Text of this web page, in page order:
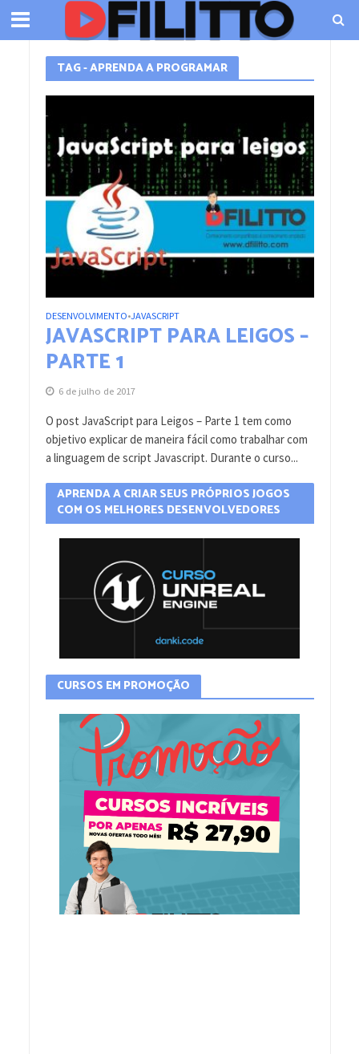
TAG - APRENDA A PROGRAMAR
DESENVOLVIMENTO•JAVASCRIPT
JAVASCRIPT PARA LEIGOS –
PARTE 1
6 de julho de 2017
O post JavaScript para Leigos – Parte 1 tem como
objetivo explicar de maneira fácil como trabalhar com
a linguagem de script Javascript. Durante o curso...
APRENDA A CRIAR SEUS PRÓPRIOS JOGOS
COM OS MELHORES DESENVOLVEDORES
CURSOS EM PROMOÇÃO